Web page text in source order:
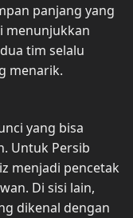
panjang yang
menunjukkan
tim selalu
menarik.
yang bisa
Untuk Persib
menjadi pencetak
Di sisi lain,
dikenal dengan